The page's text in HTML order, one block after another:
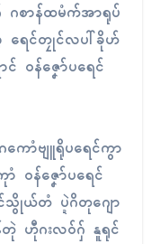
ဂစာန်ထမံက်အာရုပ်
ရေၚ်တၠုၚ်လပါ်ခိုဟ်
ဝန်ဇၞော်ပရေၚ်
ောံဗျူရိုပရေၚ်ကွာ
ဝန်ဇၞော်ပရေၚ်
တံ ပ္ဍဲဂိတုဂျော
ဟီုဂးလဝ်ဂှ် နူရုၚ်